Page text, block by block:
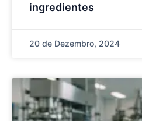
ingredientes
20 de Dezembro, 2024